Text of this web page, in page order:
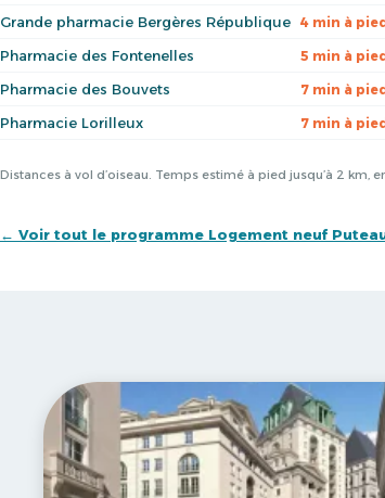
Grande pharmacie Bergères République 4 min à
Pharmacie des Fontenelles 5 min à
Pharmacie des Bouvets 7 min à
Pharmacie Lorilleux 7 min à
Distances à vol d’oiseau. Temps estimé à pied jusqu’à 2 km,
← Voir tout le programme Logement neuf